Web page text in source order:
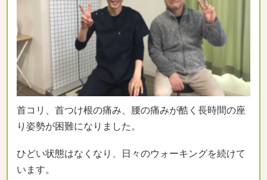
首コリ、首つけ根の痛み、腰の痛みが酷く長時間の座
り姿勢が困難になりました。
ひどい状態はなくなり、日々のウォーキングを続けて
います。